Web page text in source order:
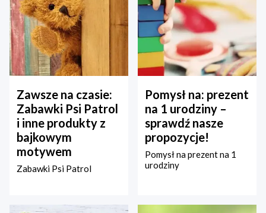
Zawsze na czasie:
Zabawki Psi Patrol
i inne produkty z
bajkowym
motywem
Zabawki Psi Patrol
Pomysł na: prezent
na 1 urodziny –
sprawdź nasze
propozycje!
Pomysł na prezent na 1
urodziny